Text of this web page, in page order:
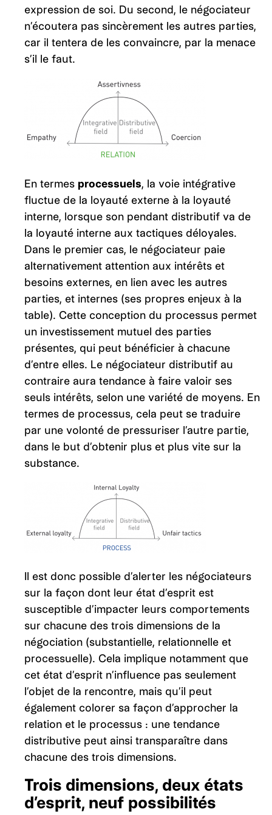
expression de soi. Du second, le négociateur
n’écoutera pas sincèrement les autres parties,
car il tentera de les convaincre, par la menace
s’il le faut.
En termes processuels, la voie intégrative
fluctue de la loyauté externe à la loyauté
interne, lorsque son pendant distributif va de
la loyauté interne aux tactiques déloyales.
Dans le premier cas, le négociateur paie
alternativement attention aux intérêts et
besoins externes, en lien avec les autres
parties, et internes (ses propres enjeux à la
table). Cette conception du processus permet
un investissement mutuel des parties
présentes, qui peut bénéficier à chacune
d’entre elles. Le négociateur distributif au
contraire aura tendance à faire valoir ses
seuls intérêts, selon une variété de moyens. En
termes de processus, cela peut se traduire
par une volonté de pressuriser l’autre partie,
dans le but d’obtenir plus et plus vite sur la
substance.
Il est donc possible d’alerter les négociateurs
sur la façon dont leur état d’esprit est
susceptible d’impacter leurs comportements
sur chacune des trois dimensions de la
négociation (substantielle, relationnelle et
processuelle). Cela implique notamment que
cet état d’esprit n’influence pas seulement
l’objet de la rencontre, mais qu’il peut
également colorer sa façon d’approcher la
relation et le processus : une tendance
distributive peut ainsi transparaître dans
chacune des trois dimensions.
Trois dimensions, deux états
d’esprit, neuf possibilités